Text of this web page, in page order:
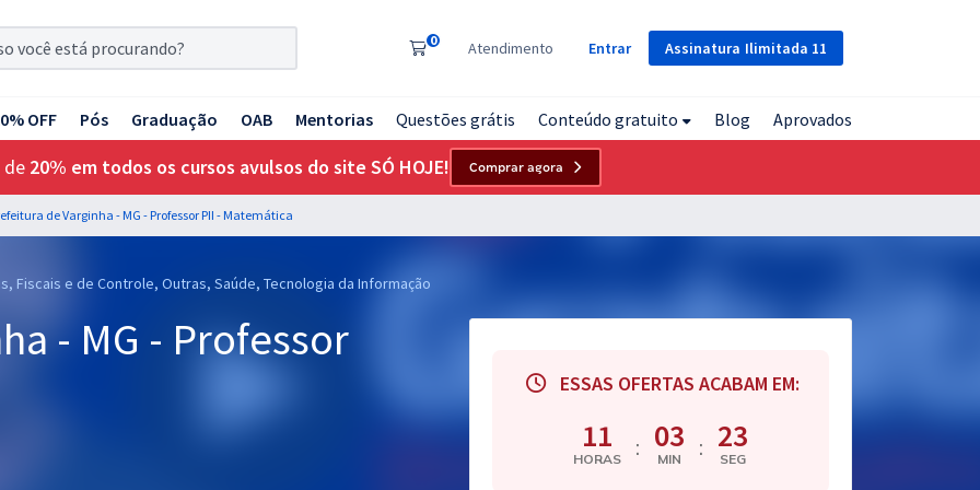
Assinatura Ilimitada 11
0 Atendimento Entrar
OFF Pós Graduação OAB Mentorias Questões grátis Conteúdo gratuito Blog Aprovados
de 20% em todos os cursos avulsos do site SÓ HOJE! Comprar agora
de Varginha - MG - Professor PII - Matemática
Fiscais e de Controle, Outras, Saúde, Tecnologia da Informação
- MG - Professor
ESSAS OFERTAS ACABAM EM:
11
HORAS : 03
MIN : 22
SEG